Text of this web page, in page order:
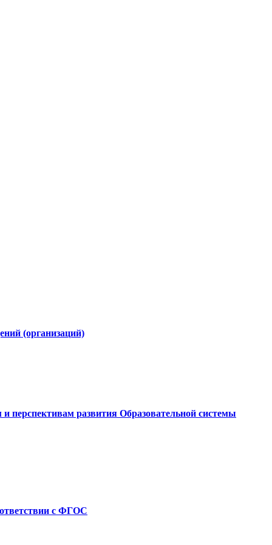
(организаций)
развития Образовательной системы
с ФГОС